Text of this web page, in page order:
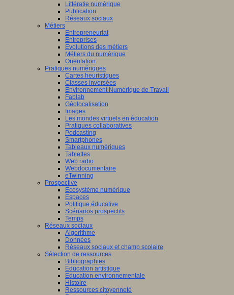
Littératie numérique
Publication
Réseaux sociaux
Métiers
Entrepreneuriat
Entreprises
Evolutions des métiers
Métiers du numérique
Orientation
Pratiques numériques
Cartes heuristiques
Classes inversées
Environnement Numérique de Travail
Fablab
Géolocalisation
Images
Les mondes virtuels en éducation
Pratiques collaboratives
Podcasting
Smartphones
Tableaux numériques
Tablettes
Web radio
Webdocumentaire
eTwinning
Prospective
Ecosystème numérique
Espaces
Politique éducative
Scénarios prospectifs
Temps
Réseaux sociaux
Algorithme
Données
Réseaux sociaux et champ scolaire
Sélection de ressources
Bibliographies
Education artistique
Education environnementale
Histoire
Ressources citoyenneté